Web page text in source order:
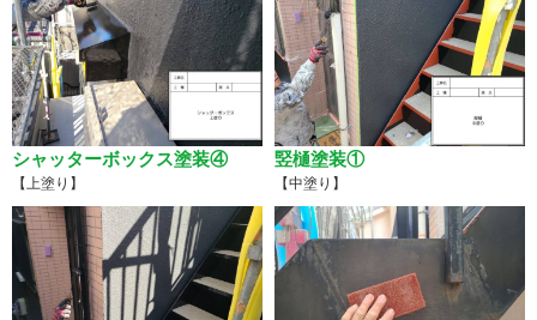
シャッターボックス塗装④
【上塗り】
竪樋塗装①
【中塗り】